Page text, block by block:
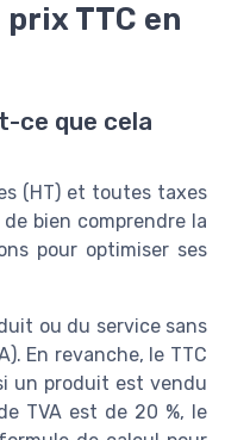
TTC en
ce que cela
(HT) et toutes taxes
bien comprendre la
pour optimiser ses
ou du service sans
En revanche, le TTC
un produit est vendu
TVA est de 20 %, le